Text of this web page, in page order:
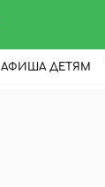
АФИША ДЕТЯМ